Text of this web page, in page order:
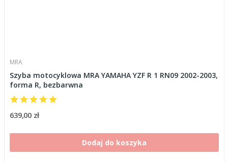
MRA
Szyba motocyklowa MRA YAMAHA YZF R 1 RN09 2002-2003,
forma R, bezbarwna
639,00 zł
Dodaj do koszyka